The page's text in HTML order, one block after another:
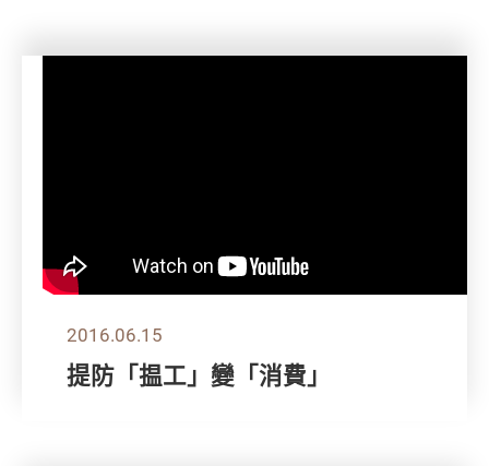
2016.06.15
提防「揾工」變「消費」